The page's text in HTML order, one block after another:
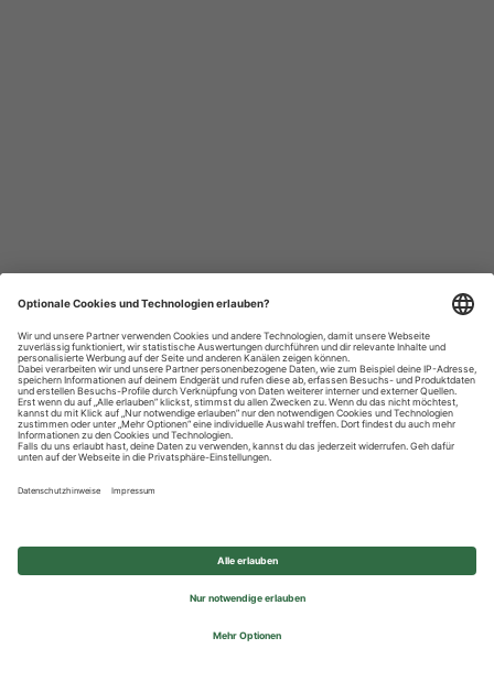
Datenschutzhinweise
Impressum
Privatsphäre-Einstellungen
© 2026 REWE Group - All rights reserved